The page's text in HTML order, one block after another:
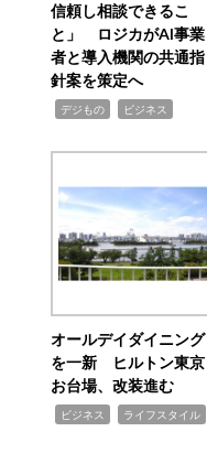
信頼し相談できるこ
と」 ロジカがAI事業
者と導入機関の共通指
針案を策定へ
デジもの ビジネス
オールデイダイニング
を一新 ヒルトン東京
お台場、改装進む
ビジネス ライフスタイル